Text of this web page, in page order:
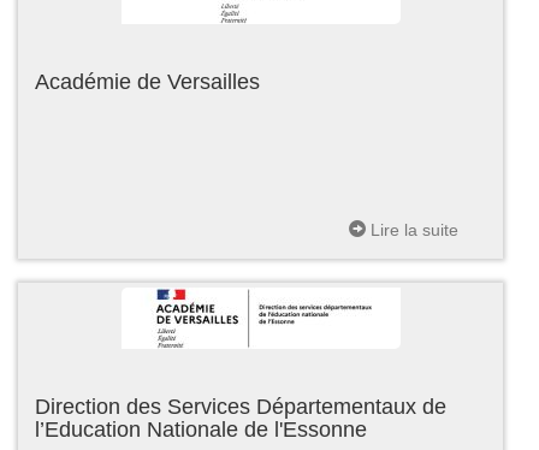
Académie de Versailles
Lire la suite
Direction des Services Départementaux de
l’Education Nationale de l'Essonne